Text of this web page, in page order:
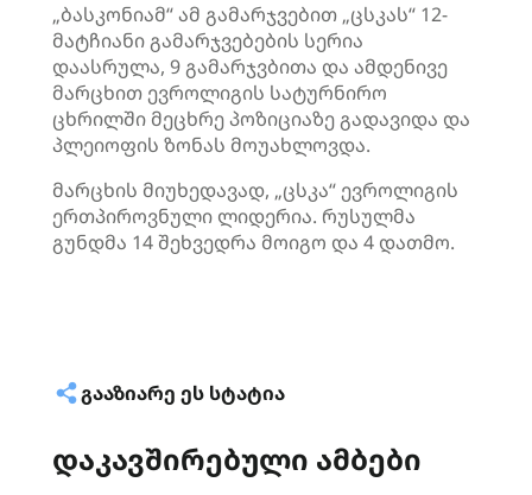
„ბასკონიამ“ ამ გამარჯვებით „ცსკას“ 12-
მატჩიანი გამარჯვებების სერია
დაასრულა, 9 გამარჯვბითა და ამდენივე
მარცხით ევროლიგის სატურნირო
ცხრილში მეცხრე პოზიციაზე გადავიდა და
პლეიოფის ზონას მოუახლოვდა.
მარცხის მიუხედავად, „ცსკა“ ევროლიგის
ერთპიროვნული ლიდერია. რუსულმა
გუნდმა 14 შეხვედრა მოიგო და 4 დათმო.
ᲒᲐᲐᲖᲘᲐᲠᲔ ᲔᲡ ᲡᲢᲐᲢᲘᲐ
დაკავშირებული ამბები